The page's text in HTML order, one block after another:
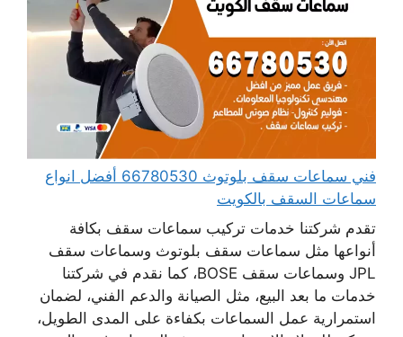
فني سماعات سقف بلوتوث 66780530 أفضل انواع
سماعات السقف بالكويت
تقدم شركتنا خدمات تركيب سماعات سقف بكافة
أنواعها مثل سماعات سقف بلوتوث وسماعات سقف
JPL وسماعات سقف BOSE، كما نقدم في شركتنا
خدمات ما بعد البيع، مثل الصيانة والدعم الفني، لضمان
استمرارية عمل السماعات بكفاءة على المدى الطويل،